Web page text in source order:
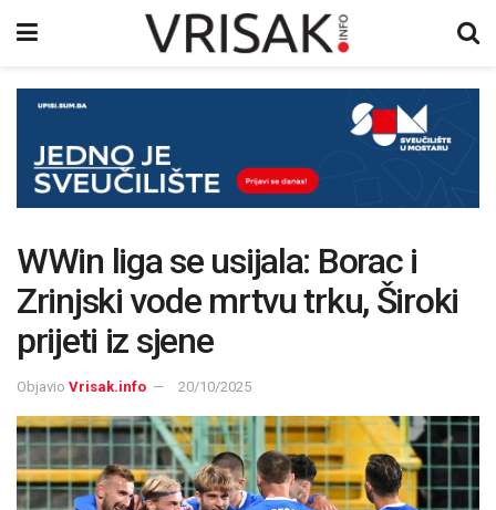
WWin liga se usijala: Borac i
Zrinjski vode mrtvu trku, Široki
prijeti iz sjene
Objavio Vrisak.info 20/10/2025